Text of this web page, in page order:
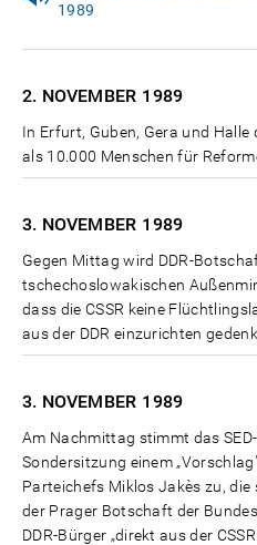
1989
2. NOVEMBER 1989
In Erfurt, Guben, Gera und
als 10.000 Menschen für
3. NOVEMBER 1989
Gegen Mittag wird DDR-
tschechoslowakischen
dass die CSSR keine
aus der DDR einzurichten
3. NOVEMBER 1989
Am Nachmittag stimmt das
Sondersitzung einem
Parteichefs Miklos Jakès zu,
der Prager Botschaft der
DDR-Bürger „direkt aus der